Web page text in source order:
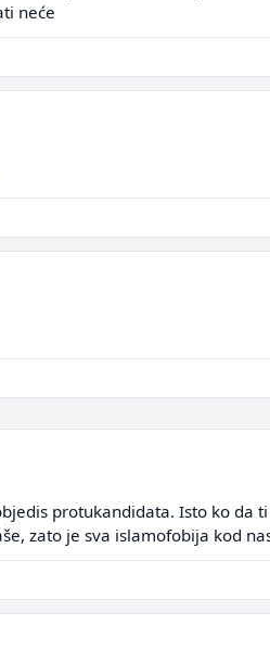
neće
protukandidata. Isto ko da
zato je sva islamofobija kod